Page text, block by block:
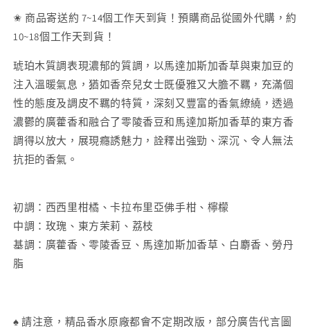
印
水
Eau
de
Parfum
Intense
數
量
印
記
水
Eau
de
Parfum
Intense
數
✬ 商品寄送約 7~14個工作天到貨！預購商品從國外代購，約
10~18個工作天到貨！
琥珀木質調表現濃郁的質調，以馬達加斯加香草與東加豆的
注入溫暖氣息，猶如香奈兒女士既優雅又大膽不羈，充滿個
性的態度及調皮不羈的特質，深刻又豐富的香氣繚繞，透過
濃鬱的廣藿香和融合了零陵香豆和馬達加斯加香草的東方香
調得以放大，展現癮誘魅力，詮釋出強勁、深沉、令人無法
抗拒的香氣。
初調：西西里柑橘、卡拉布里亞佛手柑、檸檬
中調：玫瑰、東方茉莉、荔枝
基調：廣藿香、零陵香豆、馬達加斯加香草、白麝香、勞丹
脂
♠ 請注意，精品香水原廠都會不定期改版，部分廣告代言圖